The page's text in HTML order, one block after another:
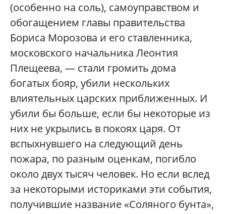
(особенно на соль), самоуправством и
обогащением главы правительства
Бориса Морозова и его ставленника,
московского начальника Леонтия
Плещеева, — стали громить дома
богатых бояр, убили нескольких
влиятельных царских приближенных. И
убили бы больше, если бы некоторые из
них не укрылись в покоях царя. От
вспыхнувшего на следующий день
пожара, по разным оценкам, погибло
около двух тысяч человек. Но если вслед
за некоторыми историками эти события,
получившие название «Соляного бунта»,